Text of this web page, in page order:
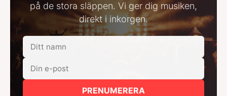
på de stora släppen. Vi ger dig musiken,
direkt i inkorgen.
PRENUMERERA